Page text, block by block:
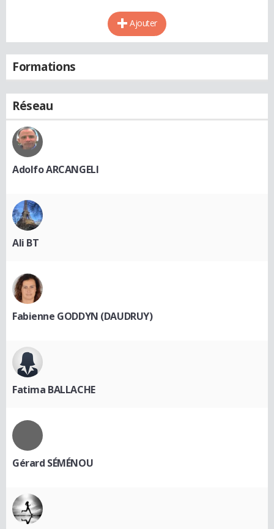
Ajouter
Formations
Réseau
Adolfo ARCANGELI
Ali BT
Fabienne GODDYN (DAUDRUY)
Fatima BALLACHE
Gérard SÉMÉNOU